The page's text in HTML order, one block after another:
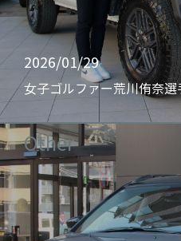
2026/01/29
女子ゴルファー荒川侑奈
Other